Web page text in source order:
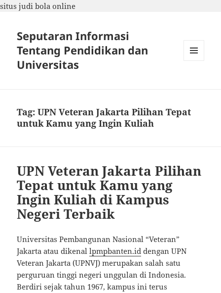
situs judi bola online
Seputaran Informasi
Tentang Pendidikan dan
Universitas
Tag:UPN Veteran Jakarta Pilihan Tepat
untuk Kamu yang Ingin Kuliah
UPN Veteran Jakarta Pilihan
Tepat untuk Kamu yang
Ingin Kuliah di Kampus
Negeri Terbaik
Universitas Pembangunan Nasional “Veteran”
Jakarta atau dikenallpmpbanten.id dengan UPN
Veteran Jakarta (UPNVJ) merupakan salah satu
perguruan tinggi negeri unggulan di Indonesia.
Berdiri sejak tahun 1967, kampus ini terus